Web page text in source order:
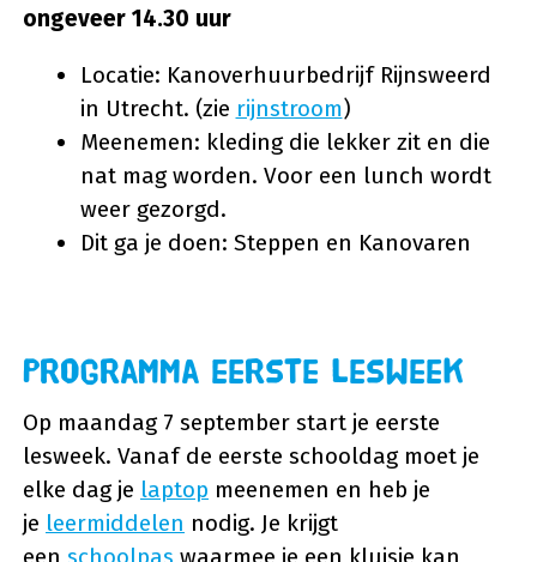
ongeveer 14.30 uur
Locatie: Kanoverhuurbedrijf Rijnsweerd
in Utrecht. (zie rijnstroom)
Meenemen: kleding die lekker zit en die
nat mag worden. Voor een lunch wordt
weer gezorgd.
Dit ga je doen: Steppen en Kanovaren
Programma eerste lesweek
Op maandag 7 september start je eerste
lesweek. Vanaf de eerste schooldag moet je
elke dag je laptop meenemen en heb je
je leermiddelen nodig. Je krijgt